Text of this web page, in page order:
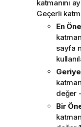
katmanını
Geçerli
En
sayfa
değer
Bir